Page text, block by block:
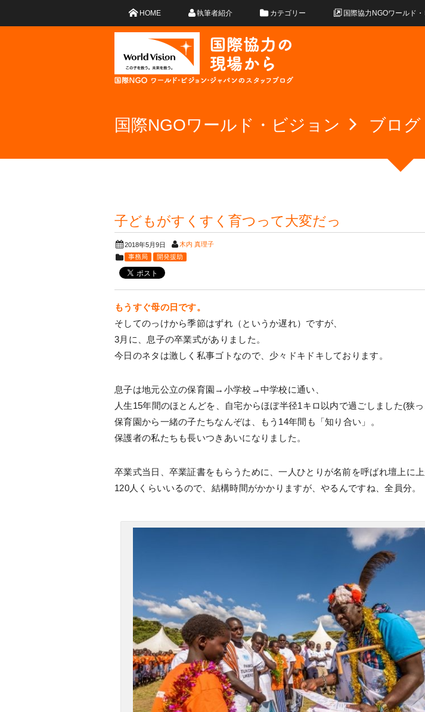
HOME 執筆者紹介 カテゴリー 国際協力NGOワールド
国際NGOワールド・ビジョン ブログ
子どもがすくすく育つって大変だっ
2018年5月9日 木内 真理子
事務局
開発援助
もうすぐ母の日です。
そしてのっけから季節はずれ（というか遅れ）ですが、
3月に、息子の卒業式がありました。
今日のネタは激しく私事ゴトなので、少々ドキドキしております。
息子は地元公立の保育園→小学校→中学校に通い、
人生15年間のほとんどを、自宅からほぼ半径1キロ以内で過ごしました(狭っ
保育園から一緒の子たちなんぞは、もう14年間も「知り合い」。
保護者の私たちも長いつきあいになりました。
卒業式当日、卒業証書をもらうために、一人ひとりが名前を呼ばれ壇上に上
120人くらいいるので、結構時間がかかりますが、やるんですね、全員分。